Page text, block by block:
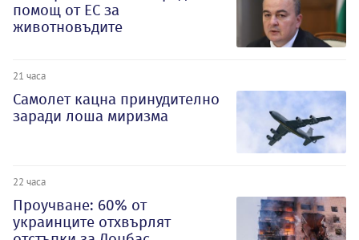
помощ от ЕС за
животновъдите
21 часа
Самолет кацна принудително
заради лоша миризма
22 часа
Проучване: 60% от
украинците отхвърлят